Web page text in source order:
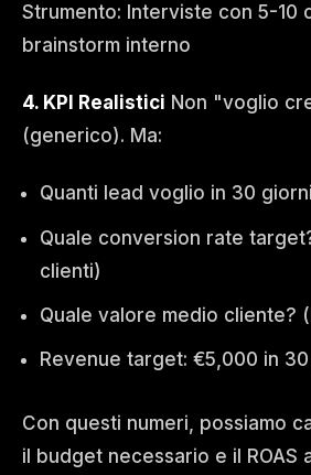
Strumento: Interviste con 5-10
brainstorm interno
4. KPI Realistici Non "voglio
(generico). Ma:
Quanti lead voglio in 30
Quale conversion rate
clienti)
Quale valore medio cliente?
Revenue target: €5,000 in
Con questi numeri, possiamo
il budget necessario e il ROAS